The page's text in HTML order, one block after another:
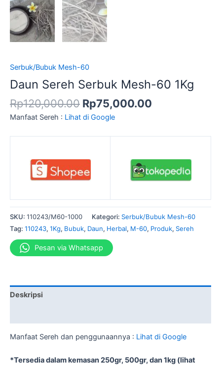
Serbuk/Bubuk Mesh-60
Daun Sereh Serbuk Mesh-60 1Kg
Rp120,000.00 Rp75,000.00
Manfaat Sereh : Lihat di Google
SKU: 110243/M60-1000 Kategori: Serbuk/Bubuk Mesh-60
Tag: 110243, 1Kg, Bubuk, Daun, Herbal, M-60, Produk, Sereh
Pesan via Whatsapp
Deskripsi
Manfaat Sereh dan penggunaannya : Lihat di Google
*Tersedia dalam kemasan 250gr, 500gr, dan 1kg (lihat